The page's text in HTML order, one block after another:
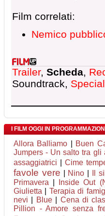
Film correlati:
Nemico
Trailer, Scheda,
Soundtrack,
I FILM OGGI IN
Allora Balliamo Buen
Jumpers - Un salto tra gli
assaggiatrici
Cime
favole vere Nino Il
Primavera
Inside Out
Giulietta
Terapia di
nevi
Blue| Cena di
Pillion - Amore senza